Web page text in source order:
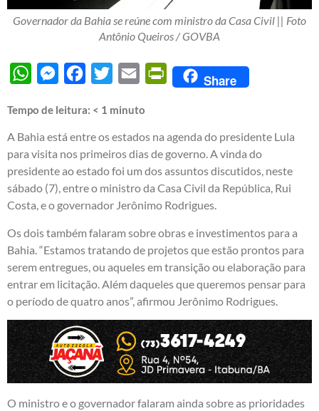
Governador da Bahia se reúne com ministro da Casa Civil || Foto
Antônio Queiros / GOVBA
WhatsAppMessengerFacebook
Twitter Email PrintFriendly
Share
Tempo de leitura: < 1 minuto
A Bahia está entre os estados na agenda do presidente Lula
para visita nos primeiros dias de governo. A vinda do
presidente ao estado foi um dos assuntos discutidos, neste
sábado (7), entre o ministro da Casa Civil da República, Rui
Costa, e o governador Jerônimo Rodrigues.
Os dois também falaram sobre obras e investimentos para a
Bahia. “Estamos tratando de projetos que estão prontos para
serem entregues, ou aqueles em transição ou elaboração para
entrar em licitação. Além daqueles que queremos pensar para
o período de quatro anos”, afirmou Jerônimo Rodrigues.
O ministro e o governador falaram ainda sobre as prioridades